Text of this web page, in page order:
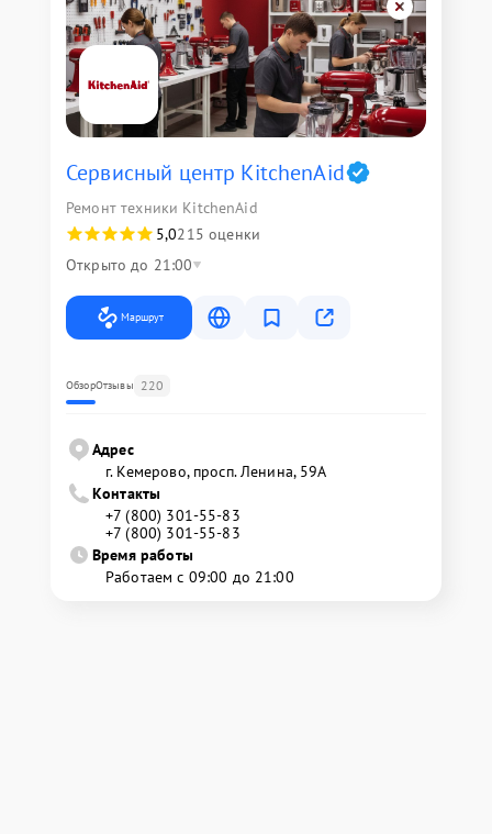
Сервисный центр KitchenAid
Ремонт техники KitchenAid
5,0215 оценки
Открыто до 21:00
Маршрут
ОбзорОтзывы 220
Адрес
г. Кемерово, просп. Ленина, 59А
Контакты
+7 (800) 301-55-83
+7 (800) 301-55-83
Время работы
Работаем с 09:00 до 21:00